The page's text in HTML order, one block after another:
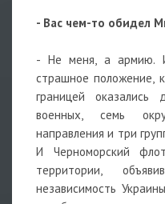
- Вас чем-то обидел
- Не меня, а армию.
страшное положение,
границей оказались
военных, семь
направления и три
И Черноморский
территории,
независимость